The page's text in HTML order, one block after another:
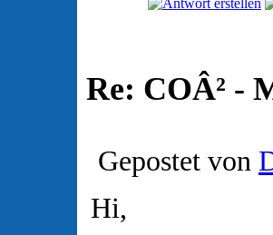
Re: COÂ² -
Gepostet von
Hi,